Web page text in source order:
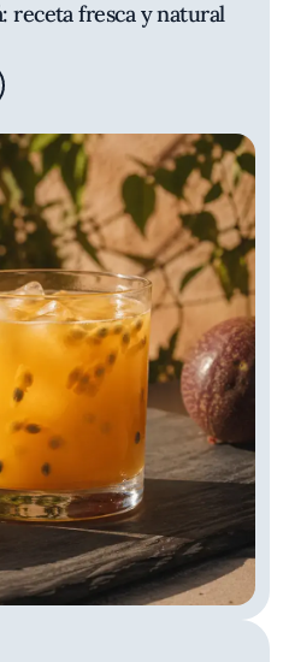
receta fresca y natural